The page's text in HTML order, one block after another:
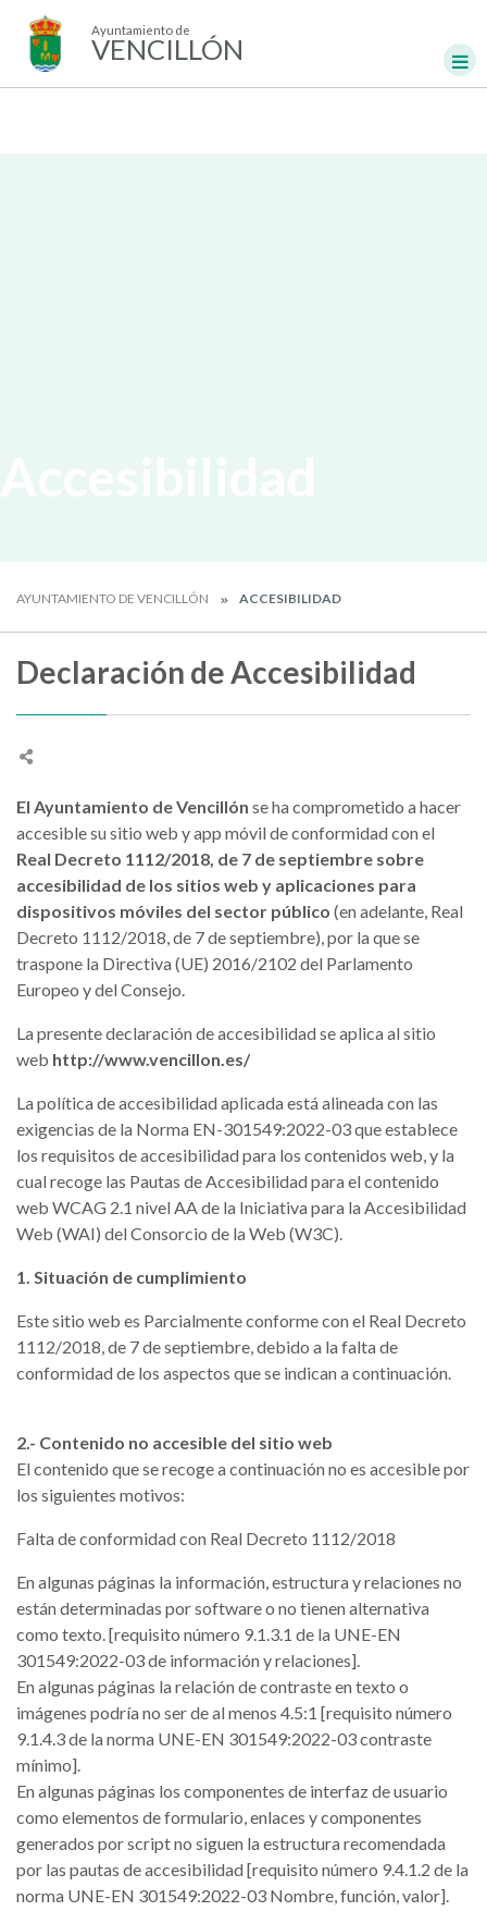
Ayuntamiento de
VENCILLÓN
AYUNTAMIENTO DE VENCILLÓN ACCESIBILIDAD
Declaración de Accesibilidad
El Ayuntamiento de Vencillón se ha comprometido a hacer
accesible su sitio web y app móvil de conformidad con el
Real Decreto 1112/2018, de 7 de septiembre sobre
accesibilidad de los sitios web y aplicaciones para
dispositivos móviles del sector público (en adelante, Real
Decreto 1112/2018, de 7 de septiembre), por la que se
traspone la Directiva (UE) 2016/2102 del Parlamento
Europeo y del Consejo.
La presente declaración de accesibilidad se aplica al sitio
web http://www.vencillon.es/
La política de accesibilidad aplicada está alineada con las
exigencias de la Norma EN-301549:2022-03 que establece
los requisitos de accesibilidad para los contenidos web, y la
cual recoge las Pautas de Accesibilidad para el contenido
web WCAG 2.1 nivel AA de la Iniciativa para la Accesibilidad
Web (WAI) del Consorcio de la Web (W3C).
1. Situación de cumplimiento
Este sitio web es Parcialmente conforme con el Real Decreto
1112/2018, de 7 de septiembre, debido a la falta de
conformidad de los aspectos que se indican a continuación.
2.- Contenido no accesible del sitio web
El contenido que se recoge a continuación no es accesible por
los siguientes motivos:
Falta de conformidad con Real Decreto 1112/2018
En algunas páginas la información, estructura y relaciones no
están determinadas por software o no tienen alternativa
como texto. [requisito número 9.1.3.1 de la UNE-EN
301549:2022-03 de información y relaciones].
En algunas páginas la relación de contraste en texto o
imágenes podría no ser de al menos 4.5:1 [requisito número
9.1.4.3 de la norma UNE-EN 301549:2022-03 contraste
mínimo].
En algunas páginas los componentes de interfaz de usuario
como elementos de formulario, enlaces y componentes
generados por script no siguen la estructura recomendada
por las pautas de accesibilidad [requisito número 9.4.1.2 de la
norma UNE-EN 301549:2022-03 Nombre, función, valor].